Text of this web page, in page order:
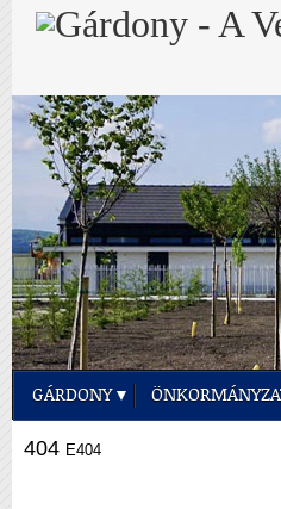
GÁRDONY
404 E404